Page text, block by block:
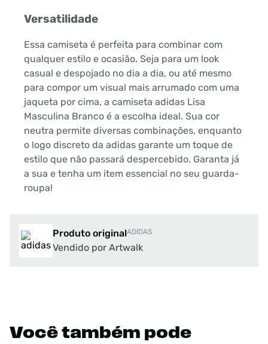
Versatilidade
Essa camiseta é perfeita para combinar com
qualquer estilo e ocasião. Seja para um look
casual e despojado no dia a dia, ou até mesmo
para compor um visual mais arrumado com uma
jaqueta por cima, a camiseta adidas Lisa
Masculina Branco é a escolha ideal. Sua cor
neutra permite diversas combinações, enquanto
o logo discreto da adidas garante um toque de
estilo que não passará despercebido. Garanta já
a sua e tenha um item essencial no seu guarda-
roupa!
Produto originalADIDAS
Vendido por Artwalk
Você também pode